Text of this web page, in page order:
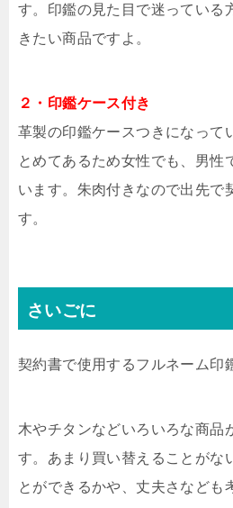
す。印鑑の見た目で迷っている
きたい商品ですよ。
２・印鑑ケース付き
革製の印鑑ケースつきになって
とめてあるため女性でも、男性
います。朱肉付きなので出先で
す。
さいごに
契約書で使用するフルネーム印
木やチタンなどいろいろな商品
す。あまり買い替えることがな
とができるかや、丈夫さなども